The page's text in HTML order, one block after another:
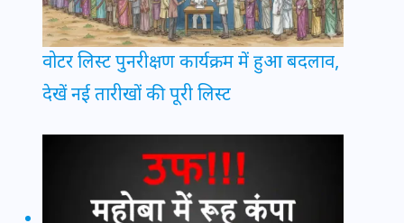
वोटर लिस्ट पुनरीक्षण कार्यक्रम में हुआ बदलाव,
देखें नई तारीखों की पूरी लिस्ट